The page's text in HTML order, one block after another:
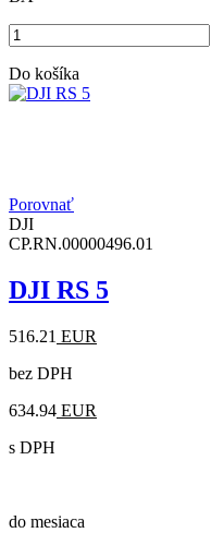
Do košíka
Porovnať
DJI
CP.RN.00000496.01
DJI RS 5
516.21 EUR
bez DPH
634.94 EUR
s DPH
do mesiaca